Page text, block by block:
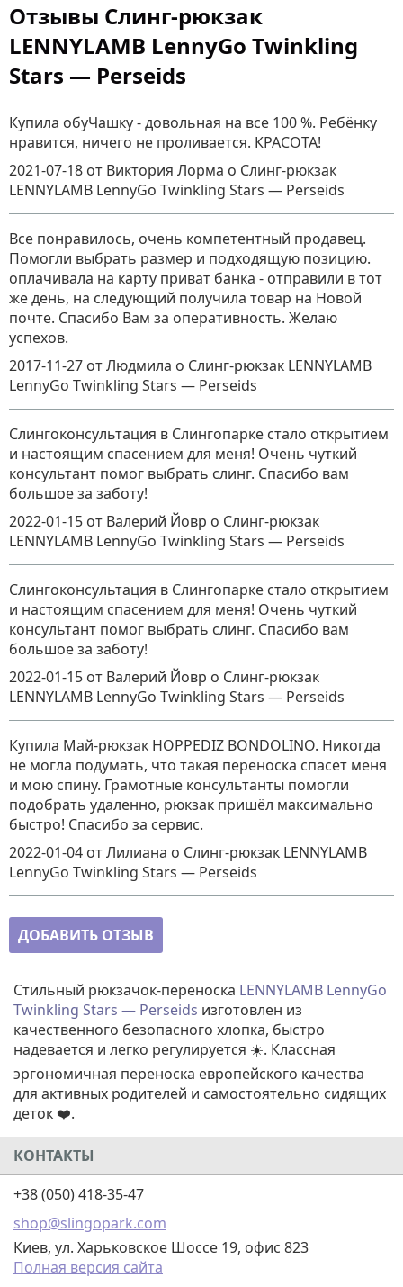
Отзывы Слинг-рюкзак
LENNYLAMB LennyGo Twinkling
Stars — Perseids
Купила обуЧашку - довольная на все 100 %. Ребёнку
нравится, ничего не проливается. КРАСОТА!
2021-07-18 от Виктория Лорма о Слинг-рюкзак
LENNYLAMB LennyGo Twinkling Stars — Perseids
Все понравилось, очень компетентный продавец.
Помогли выбрать размер и подходящую позицию.
оплачивала на карту приват банка - отправили в тот
же день, на следующий получила товар на Новой
почте. Спасибо Вам за оперативность. Желаю
успехов.
2017-11-27 от Людмила о Слинг-рюкзак LENNYLAMB
LennyGo Twinkling Stars — Perseids
Слингоконсультация в Слингопарке стало открытием
и настоящим спасением для меня! Очень чуткий
консультант помог выбрать слинг. Спасибо вам
большое за заботу!
2022-01-15 от Валерий Йовр о Слинг-рюкзак
LENNYLAMB LennyGo Twinkling Stars — Perseids
Слингоконсультация в Слингопарке стало открытием
и настоящим спасением для меня! Очень чуткий
консультант помог выбрать слинг. Спасибо вам
большое за заботу!
2022-01-15 от Валерий Йовр о Слинг-рюкзак
LENNYLAMB LennyGo Twinkling Stars — Perseids
Купила Май-рюкзак HOPPEDIZ BONDOLINO. Никогда
не могла подумать, что такая переноска спасет меня
и мою спину. Грамотные консультанты помогли
подобрать удаленно, рюкзак пришёл максимально
быстро! Спасибо за сервис.
2022-01-04 от Лилиана о Слинг-рюкзак LENNYLAMB
LennyGo Twinkling Stars — Perseids
ДОБАВИТЬ ОТЗЫВ
Стильный рюкзачок-переноска LENNYLAMB LennyGo
Twinkling Stars — Perseids изготовлен из
качественного безопасного хлопка, быстро
надевается и легко регулируется ☀️. Классная
эргономичная переноска европейского качества
для активных родителей и самостоятельно сидящих
деток ❤️.
КОНТАКТЫ
+38 (050) 418-35-47
shop@slingopark.com
Киев, ул. Харьковское Шоссе 19, офис 823
Полная версия сайта